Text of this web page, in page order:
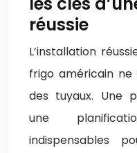
réussie
L’installation
frigo américain
des tuyaux. Une
une
indispensables